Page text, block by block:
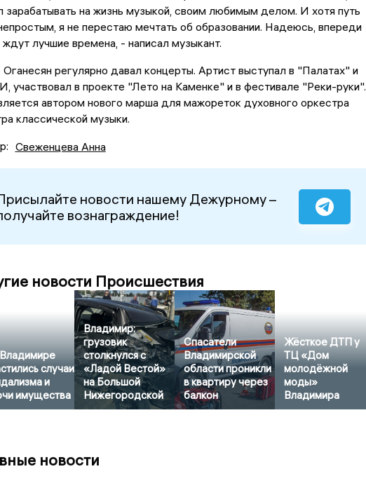
зарабатывать на жизнь музыкой, своим любимым делом. И хотя путь
я не перестаю мечтать об образовании. Надеюсь, впереди
лучшие времена, - написал музыкант.
регулярно давал концерты. Артист выступал в "Палатах" и
участвовал в проекте "Лето на Каменке" и в фестивале "Реки-руки".
автором нового марша для мажореток духовного оркестра
классической музыки.
Свеженцева Анна
новости нашему Дежурному –
вознаграждение!
новости Происшествия
случаи
и
имущества
Владимир:
грузовик
столкнулся с
«Ладой Вестой»
на Большой
Нижегородской
Спасатели
Владимирской
области проникли
в квартиру через
балкон
Жёсткое ДТП у
ТЦ «Дом
молодёжной
моды»
Владимира
новости